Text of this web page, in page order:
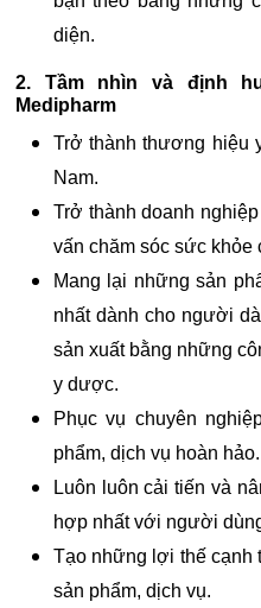
diện.
2. Tầm nhìn và định
Medipharm
Trở thành thương hiệu
Nam.
Trở thành doanh
vấn chăm sóc sức khỏe
Mang lại những sản
nhất dành cho người
sản xuất bằng những
y dược.
Phục vụ chuyên
phẩm, dịch vụ hoàn hảo.
Luôn luôn cải tiến và
hợp nhất với người
Tạo những lợi thế cạnh
sản phẩm, dịch vụ.